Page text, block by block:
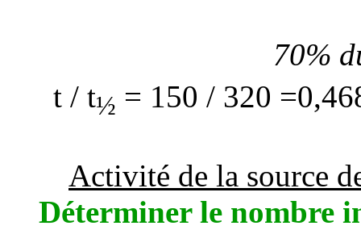
70%
t / t½ = 150 / 320
Activité de la source
Déterminer le nombre